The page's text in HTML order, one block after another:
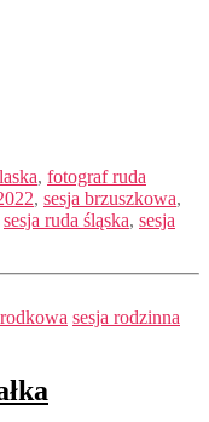
, fotograf ruda
, sesja brzuszkowa,
sesja ruda śląska, sesja
sesja rodzinna